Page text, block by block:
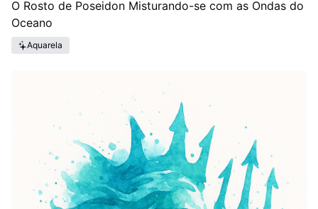
O Rosto de Poseidon Misturando-se com as Ondas do
Oceano
Aquarela